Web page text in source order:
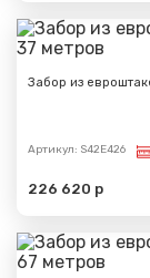
Забор из
Артикул: S42E426
226 620 р